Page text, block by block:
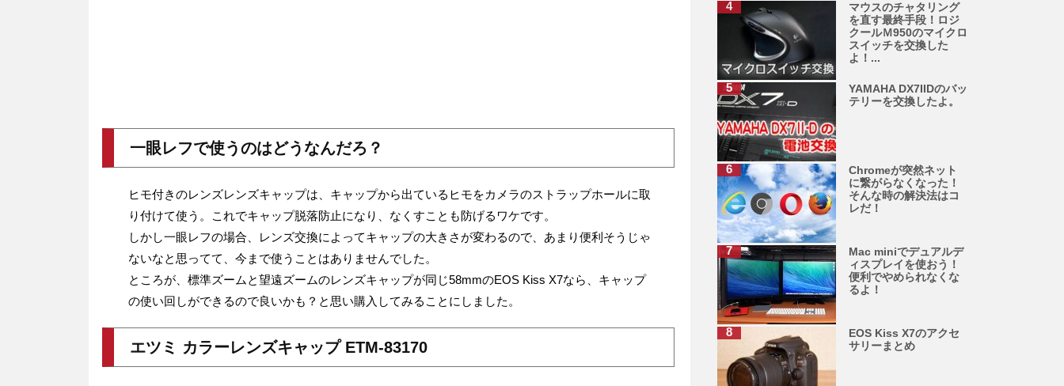
一眼レフで使うのはどうなんだろ？
ヒモ付きのレンズレンズキャップは、キャップから出ているヒモをカメラのストラップホールに取
り付けて使う。これでキャップ脱落防止になり、なくすことも防げるワケです。
しかし一眼レフの場合、レンズ交換によってキャップの大きさが変わるので、あまり便利そうじゃ
ないなと思ってて、今まで使うことはありませんでした。
ところが、標準ズームと望遠ズームのレンズキャップが同じ58mmのEOS Kiss X7なら、キャップ
の使い回しができるので良いかも？と思い購入してみることにしました。
エツミ カラーレンズキャップ ETM-83170
マウスのチャタリング
を直す最終手段！ロジ
クールＭ950のマイクロ
スイッチを交換した
よ！...
YAMAHA DX7IIDのバッ
テリーを交換したよ。
Chromeが突然ネット
に繋がらなくなった！
そんな時の解決法はコ
レだ！
Mac miniでデュアルデ
ィスプレイを使おう！
便利でやめられなくな
るよ！
EOS Kiss X7のアクセ
サリーまとめ